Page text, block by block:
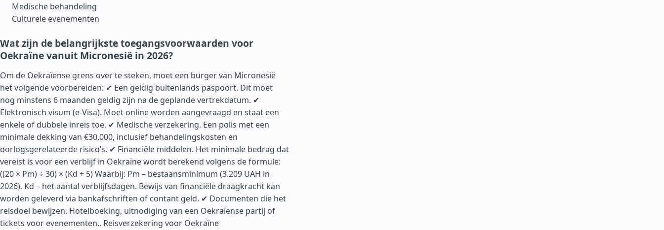
Medische behandeling
Culturele evenementen
Wat zijn de belangrijkste toegangsvoorwaarden voor
Oekraïne vanuit Micronesië in 2026?
Om de Oekraïense grens over te steken, moet een burger van Micronesië
het volgende voorbereiden: ✔ Een geldig buitenlands paspoort. Dit moet
nog minstens 6 maanden geldig zijn na de geplande vertrekdatum. ✔
Elektronisch visum (e-Visa). Moet online worden aangevraagd en staat een
enkele of dubbele inreis toe. ✔ Medische verzekering. Een polis met een
minimale dekking van €30.000, inclusief behandelingskosten en
oorlogsgerelateerde risico’s. ✔ Financiële middelen. Het minimale bedrag dat
vereist is voor een verblijf in Oekraïne wordt berekend volgens de formule:
((20 × Pm) ÷ 30) × (Kd + 5) Waarbij: Pm – bestaansminimum (3.209 UAH in
2026). Kd – het aantal verblijfsdagen. Bewijs van financiële draagkracht kan
worden geleverd via bankafschriften of contant geld. ✔ Documenten die het
reisdoel bewijzen. Hotelboeking, uitnodiging van een Oekraïense partij of
tickets voor evenementen.. Reisverzekering voor Oekraïne